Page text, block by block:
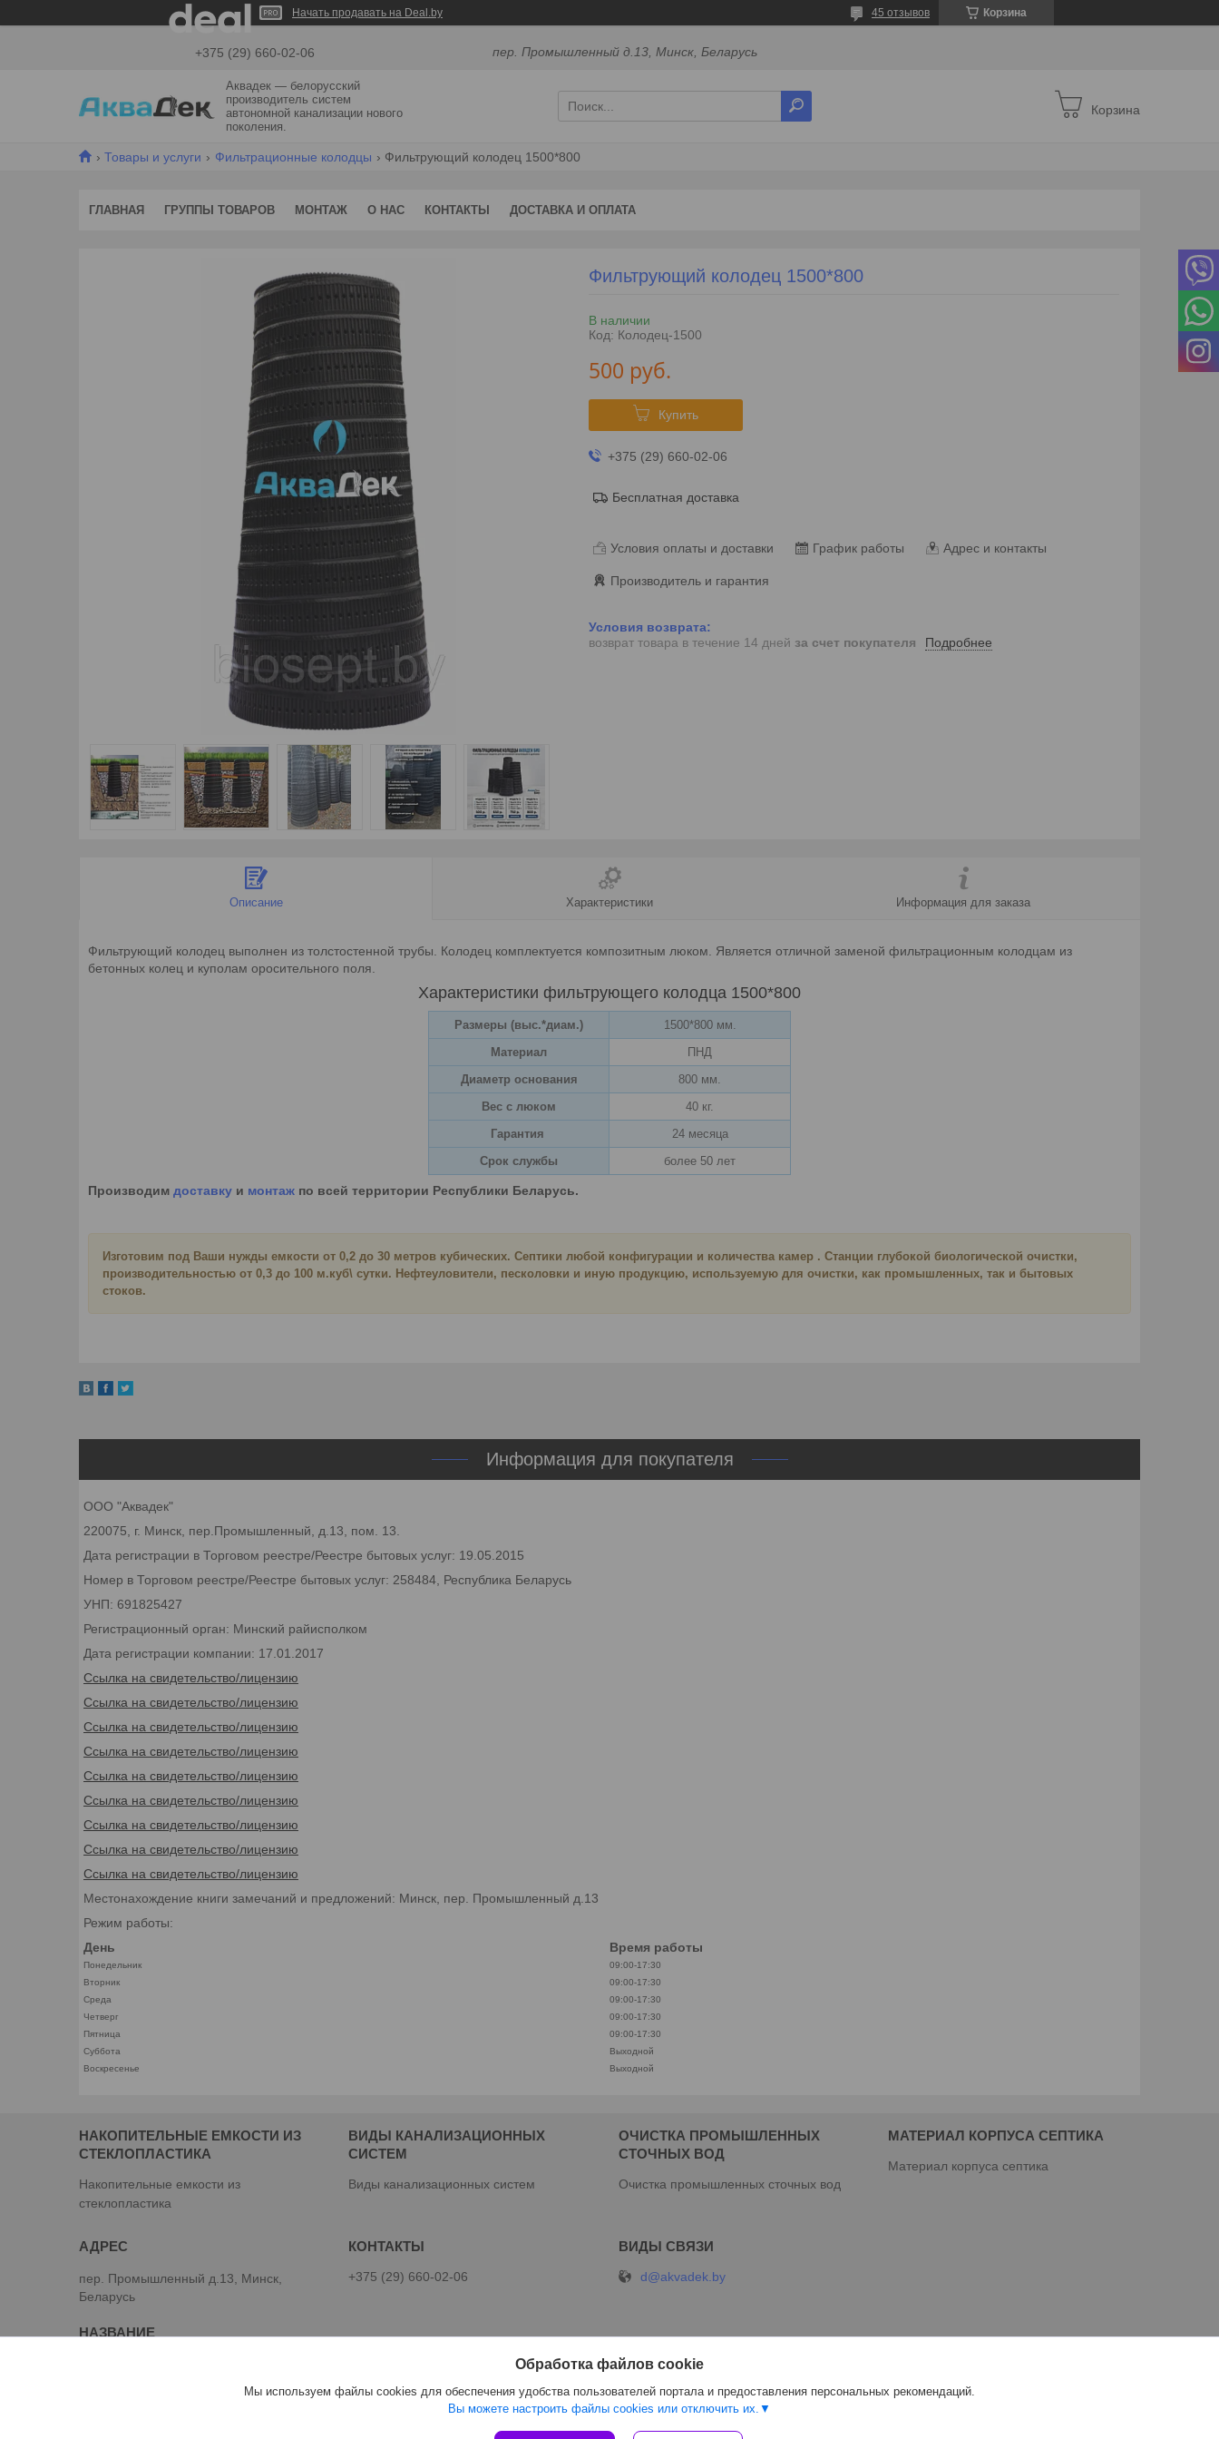
Начать продавать на Deal.by Корзина
45 отзывов
+375 (29) 660-02-06 пер. Промышленный д.13, Минск, Беларусь
Аквадек — белорусский
производитель систем
автономной канализации нового
поколения.
Корзина
Товары и услуги Фильтрационные колодцы Фильтрующий колодец 1500*800
ГЛАВНАЯ ГРУППЫ ТОВАРОВ МОНТАЖ О НАС КОНТАКТЫ ДОСТАВКА И ОПЛАТА
Фильтрующий колодец 1500*800
В наличии
Код: Колодец-1500
500 руб.
Купить
+375 (29) 660-02-06
Бесплатная доставка
Условия оплаты и доставки График работы Адрес и контакты
Производитель и гарантия
возврат товара в течение 14 дней за счет покупателя Подробнее
Описание Характеристики Информация для заказа
Фильтрующий колодец выполнен из толстостенной трубы. Колодец комплектуется композитным люком. Является отличной заменой фильтрационным колодцам из
бетонных колец и куполам оросительного поля.
Характеристики фильтрующего колодца 1500*800
Размеры (выс.*диам.)
1500*800 мм.
Материал
ПНД
Диаметр основания
800 мм.
Вес с люком
40 кг.
Гарантия
24 месяца
Срок службы
более 50 лет
Производим доставку и монтаж по всей территории Республики Беларусь.
Изготовим под Ваши нужды емкости от 0,2 до 30 метров кубических. Септики любой конфигурации и количества камер . Станции глубокой биологической очистки,
производительностью от 0,3 до 100 м.куб\ сутки. Нефтеуловители, песколовки и иную продукцию, используемую для очистки, как промышленных, так и бытовых
стоков.
Информация для покупателя
ООО "Аквадек"
220075, г. Минск, пер.Промышленный, д.13, пом. 13.
Дата регистрации в Торговом реестре/Реестре бытовых услуг: 19.05.2015
Номер в Торговом реестре/Реестре бытовых услуг: 258484, Республика Беларусь
УНП: 691825427
Регистрационный орган: Минский райисполком
Дата регистрации компании: 17.01.2017
Ссылка на свидетельство/лицензию
Ссылка на свидетельство/лицензию
Ссылка на свидетельство/лицензию
Ссылка на свидетельство/лицензию
Ссылка на свидетельство/лицензию
Ссылка на свидетельство/лицензию
Ссылка на свидетельство/лицензию
Ссылка на свидетельство/лицензию
Ссылка на свидетельство/лицензию
Местонахождение книги замечаний и предложений: Минск, пер. Промышленный д.13
Режим работы:
День
Время работы
Понедельник
09:00-17:30
Вторник
09:00-17:30
Среда
09:00-17:30
Четверг
09:00-17:30
Пятница
09:00-17:30
Суббота
Выходной
Воскресенье
Выходной
НАКОПИТЕЛЬНЫЕ ЕМКОСТИ ИЗ
СТЕКЛОПЛАСТИКА
Накопительные емкости из
стеклопластика
ВИДЫ КАНАЛИЗАЦИОННЫХ
СИСТЕМ
Виды канализационных систем
ОЧИСТКА ПРОМЫШЛЕННЫХ
СТОЧНЫХ ВОД
Очистка промышленных сточных вод
МАТЕРИАЛ КОРПУСА СЕПТИКА
Материал корпуса септика
пер. Промышленный д.13, Минск,
Беларусь
+375 (29) 660-02-06 d@akvadek.by
Обработка файлов cookie
Мы используем файлы cookies для обеспечения удобства пользователей портала и предоставления персональных рекомендаций.
Вы можете настроить файлы cookies или отключить их.